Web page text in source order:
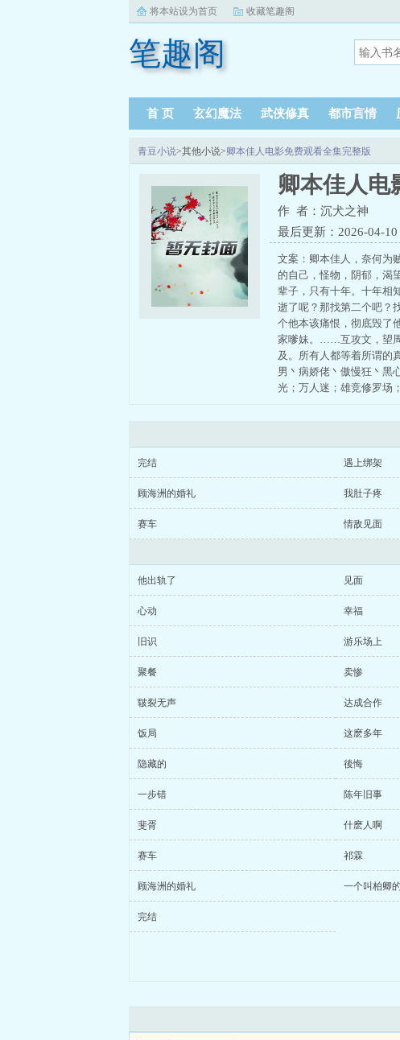
将本站设为首页 收藏笔趣阁
笔趣阁
首 页 玄幻魔法 武侠修真 都市言情
青豆小说>其他小说>卿本佳人电影免费观看全集完整版
卿本佳人电
作 者：沉犬之神
最后更新：2026-04-10
文案：卿本佳人，奈何为
的自己，怪物，阴郁，渴
辈子，只有十年。十年相
逝了呢？那找第二个吧？
个他本该痛恨，彻底毁了
家嗲妹。……互攻文，望
及。所有人都等着所谓的
男丶病娇佬丶傲慢狂丶黑
光；万人迷；雄竞修罗场；
完结 遇上绑架
顾海洲的婚礼 我肚子疼
赛车 情敌见面
他出轨了 见面
心动 幸福
旧识 游乐场上
聚餐 卖惨
皲裂无声 达成合作
饭局 这麽多年
隐藏的 後悔
一步错 陈年旧事
斐胥 什麽人啊
赛车 祁霖
顾海洲的婚礼 一个叫柏卿
完结